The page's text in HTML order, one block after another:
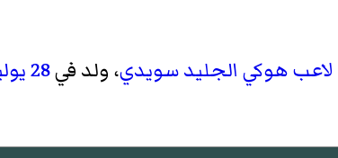
لاعب هوكي الجليدسويدي، ولد في28 يوليو